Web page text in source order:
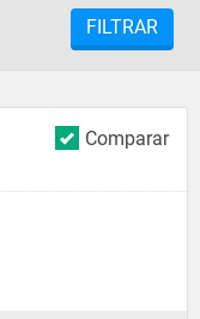
FILTRAR
Comparar